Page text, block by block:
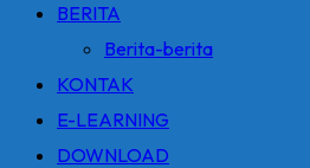
BERITA
Berita-berita
KONTAK
E-LEARNING
DOWNLOAD